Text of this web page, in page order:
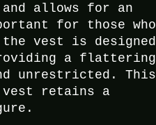
allows for an
for those who
vest is designed
a flattering
unrestricted. This
vest retains a